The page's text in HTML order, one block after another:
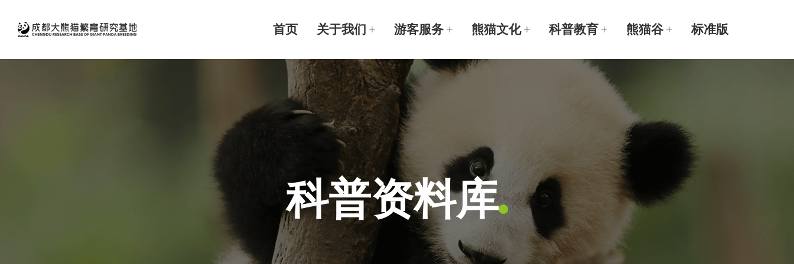
首页 关于我们 游客服务 熊猫文化 科普教育 熊猫谷 标准版
科普资料库